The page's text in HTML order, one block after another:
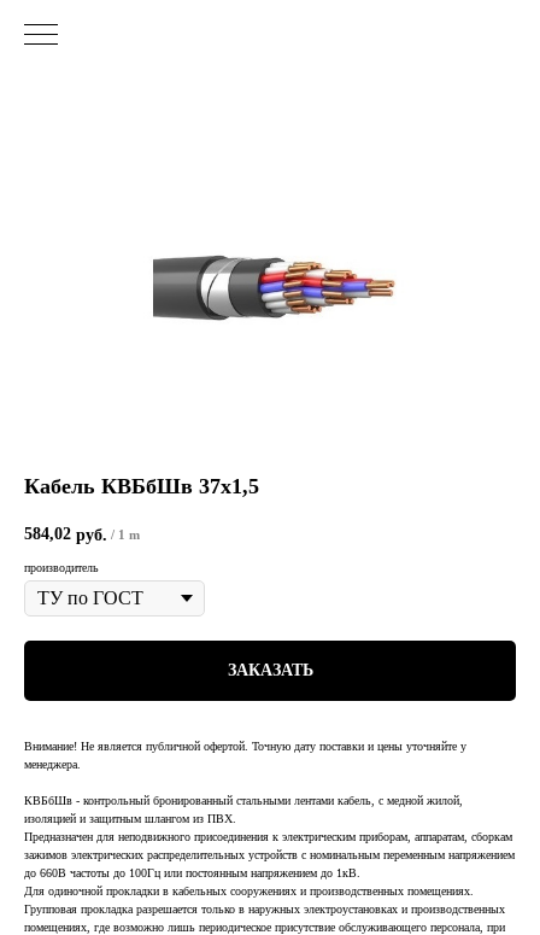
Кабель КВБбШв 37х1,5
584,02 руб. / 1 m
производитель
ЗАКАЗАТЬ
Внимание! Не является публичной офертой. Точную дату поставки и цены уточняйте у
менеджера.
КВБбШв - контрольный бронированный стальными лентами кабель, с медной жилой,
изоляцией и защитным шлангом из ПВХ.
Предназначен для неподвижного присоединения к электрическим приборам, аппаратам, сборкам
зажимов электрических распределительных устройств с номинальным переменным напряжением
до 660В частоты до 100Гц или постоянным напряжением до 1кВ.
Для одиночной прокладки в кабельных сооружениях и производственных помещениях.
Групповая прокладка разрешается только в наружных электроустановках и производственных
помещениях, где возможно лишь периодическое присутствие обслуживающего персонала, при